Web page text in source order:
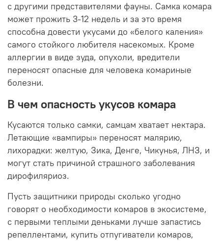
с другими представителями фауны. Самка комара
может прожить 3-12 недель и за это время
способна довести укусами до «белого каления»
самого стойкого любителя насекомых. Кроме
аллергии в виде зуда, опухоли, вредители
переносят опасные для человека комариные
болезни.
В чем опасность укусов комара
Кусаются только самки, самцам хватает нектара.
Летающие «вампиры» переносят малярию,
лихорадки: желтую, Зика, Денге, Чикунья, ЛНЗ, и
могут стать причиной страшного заболевания
дирофиляриоз.
Пусть защитники природы сколько угодно
говорят о необходимости комаров в экосистеме,
с первыми теплыми деньками лучше запастись
репеллентами, купить отпугиватели комаров,